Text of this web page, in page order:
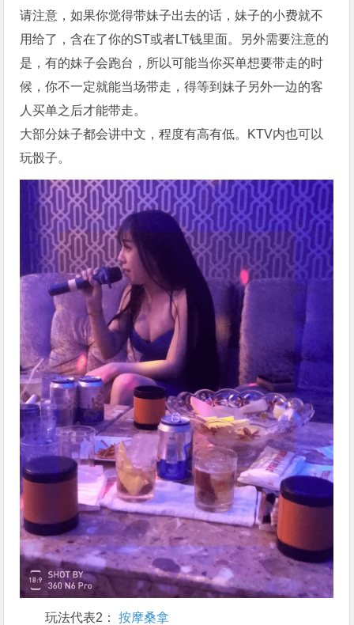
请注意，如果你觉得带妹子出去的话，妹子的小费就不
用给了，含在了你的ST或者LT钱里面。另外需要注意的
是，有的妹子会跑台，所以可能当你买单想要带走的时
候，你不一定就能当场带走，得等到妹子另外一边的客
人买单之后才能带走。
大部分妹子都会讲中文，程度有高有低。KTV内也可以
玩骰子。
玩法代表2：按摩桑拿